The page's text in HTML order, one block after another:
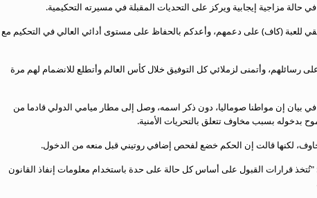
حالة مزاجية إيجابية ويركز على التحديات المقبلة في مسيرته التحكيمية.
للعبة (كاف) على دعمهم، وأعدكم بالحفاظ على مستوى أدائي العالي في التحكيم مع
رسائلهم، وأتمنى لزملائي كل التوفيق خلال كأس العالم وأتطلع للانضمام لهم مرة
في بيان إن مواطنا صوماليا، دون ذكر اسمه، وصل إلى مطار ميامي الدولي قادما من
بسبب مخاوف تتعلق بالتحريات الأمنية.
لكنها قالت إن الحكم خضع لفحص إضافي روتيني قبل منعه من الدخول.
"تُتخذ قرارات القبول على أساس كل حالة على حدة باستخدام معلومات إنفاذ القانون